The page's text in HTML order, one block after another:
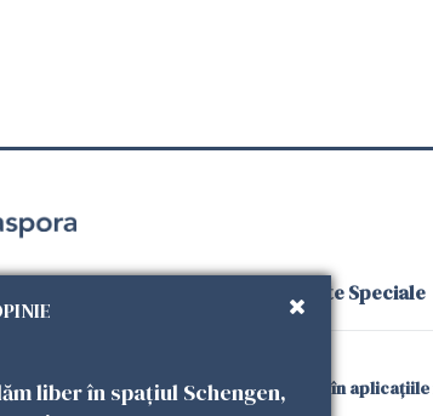
Proiecte Speciale
Urmăriți-ne și pe Google News și în
liber în spațiul Schengen,